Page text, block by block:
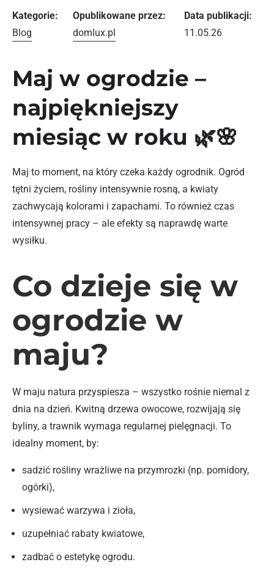
Kategorie:
Blog
Opublikowane przez:
domlux.pl
Data publikacji:
11.05.26
Maj w ogrodzie –
najpiękniejszy
miesiąc w roku 🌿🌸
Maj to moment, na który czeka każdy ogrodnik. Ogród
tętni życiem, rośliny intensywnie rosną, a kwiaty
zachwycają kolorami i zapachami. To również czas
intensywnej pracy – ale efekty są naprawdę warte
wysiłku.
Co dzieje się w
ogrodzie w
maju?
W maju natura przyspiesza – wszystko rośnie niemal z
dnia na dzień. Kwitną drzewa owocowe, rozwijają się
byliny, a trawnik wymaga regularnej pielęgnacji. To
idealny moment, by:
sadzić rośliny wrażliwe na przymrozki (np. pomidory,
ogórki),
wysiewać warzywa i zioła,
uzupełniać rabaty kwiatowe,
zadbać o estetykę ogrodu.